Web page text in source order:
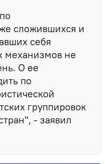
сложившихся и
себя
механизмов не
О ее
по
группировок
- заявил